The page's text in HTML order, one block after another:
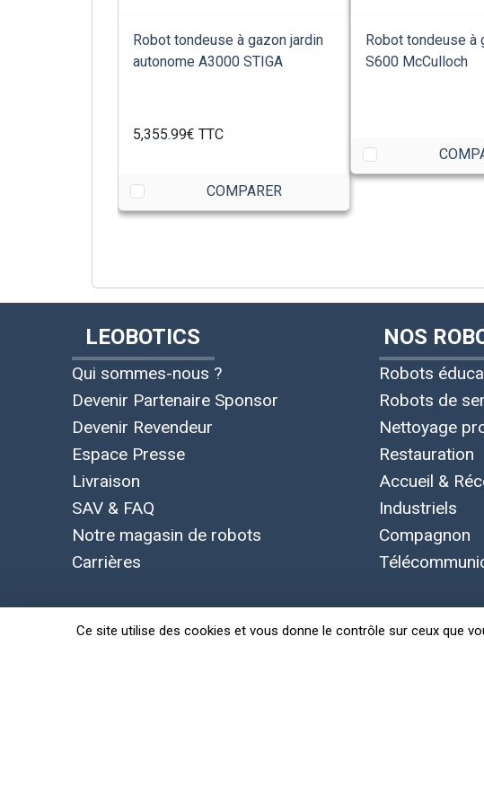
Robot tondeuse à gazon jardin
autonome A3000 STIGA
5,355.99€ TTC
COMPARER
Robot tondeuse à
S600 McCulloch
LEOBOTICS
Qui sommes-nous ?
Devenir Partenaire Sponsor
Devenir Revendeur
Espace Presse
Livraison
SAV & FAQ
Notre magasin de robots
Carrières
NOS
Robots
Robots de
Nettoyage
Restauration
Accueil &
Industriels
Compagnon
Ce site utilise des cookies et vous donne le contrôle sur ceux que